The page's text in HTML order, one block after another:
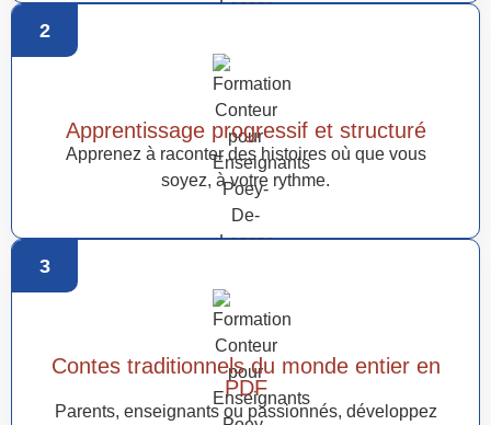
2
Apprentissage progressif et structuré
Apprenez à raconter des histoires où que vous
soyez, à votre rythme.
3
Contes traditionnels du monde entier en
PDF
Parents, enseignants ou passionnés, développez